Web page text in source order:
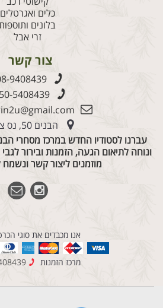
כלים ואגרטלים
בלונים
זרי אבל
צור קשר
9408439
5408439
הבנים 50, נס ציונה
ונוחה לתיאום הגעה, הזמנות ובירור
מוזמנים ליצור קשר
אנו מכבדים את סוגי
מרכז הזמנות 08-9408439